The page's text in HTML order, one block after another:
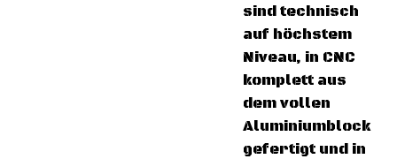
sind technisch
auf höchstem
Niveau, in CNC
komplett aus
dem vollen
Aluminiumblock
gefertigt und in